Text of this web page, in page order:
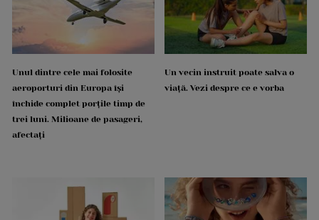
Unul dintre cele mai folosite
aeroporturi din Europa își
închide complet porțile timp de
trei luni. Milioane de pasageri,
afectați
Un vecin instruit poate salva o
viață. Vezi despre ce e vorba